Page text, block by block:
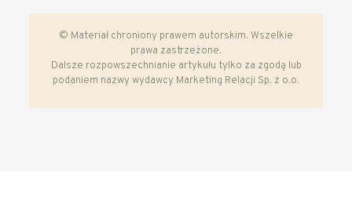
© Materiał chroniony prawem autorskim. Wszelkie
prawa zastrzeżone.
Dalsze rozpowszechnianie artykułu tylko za zgodą lub
podaniem nazwy wydawcy Marketing Relacji Sp. z o.o.